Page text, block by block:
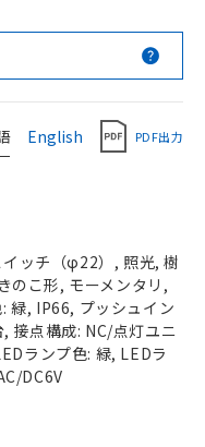
English PDF出力
ッチ（φ22）, 照光, 樹
のこ形, モーメンタリ,
緑, IP66, プッシュイン
接点構成: NC/点灯ユニ
ランプ色: 緑, LEDラ
DC6V